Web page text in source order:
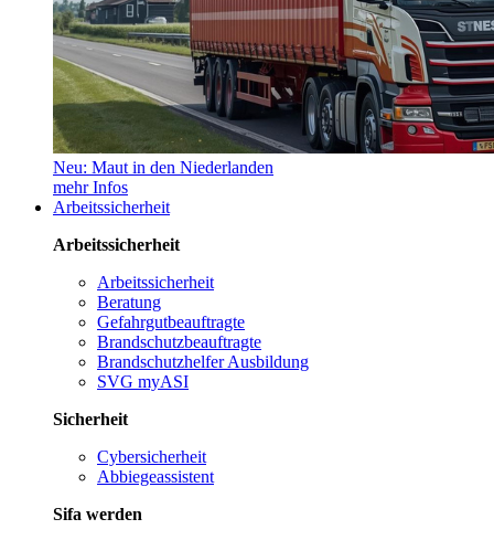
Neu: Maut in den Niederlanden
mehr Infos
Arbeitssicherheit
Arbeitssicherheit
Arbeitssicherheit
Beratung
Gefahrgutbeauftragte
Brandschutzbeauftragte
Brandschutzhelfer Ausbildung
SVG myASI
Sicherheit
Cybersicherheit
Abbiegeassistent
Sifa werden